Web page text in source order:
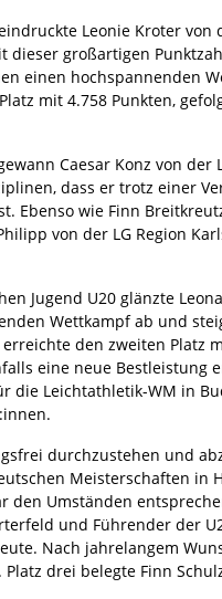
Leonie Kroter von
dieser großartigen
einen hochspannenden
mit 4.758 Punkten,
Caesar Konz von der
dass er trotz einer
Ebenso wie Finn
von der LG Region
Jugend U20 glänzte
Wettkampf ab und
den zweiten Platz
eine neue Bestleistung
Leichtathletik-WM in
durchzustehen und
Meisterschaften in
den Umständen
und Führender der
Nach jahrelangem
drei belegte Finn